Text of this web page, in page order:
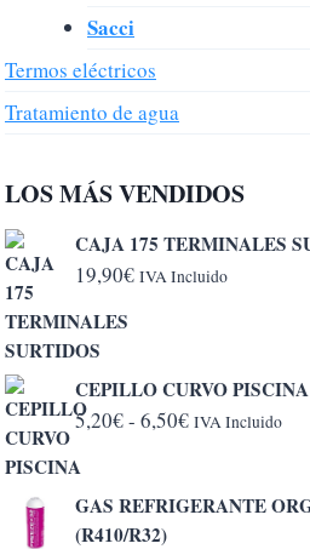
Sacci
Termos eléctricos
Tratamiento de agua
LOS MÁS VENDIDOS
CAJA 175 TERMINALES
19,90€ IVA Incluido
CEPILLO CURVO PISCINA
5,20€- 6,50€Rango
desde
IVA Incluido
GAS REFRIGERANTE
(R410/R32)